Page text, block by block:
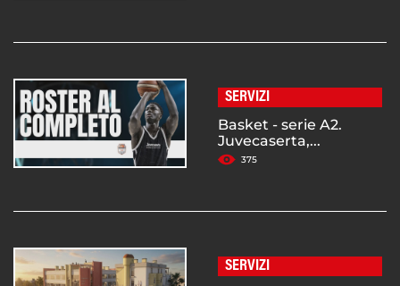
SERVIZI
Basket - serie A2.
Juvecaserta,...
375
SERVIZI